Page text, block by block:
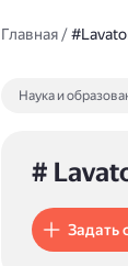
Главная/
Наука и
#
Задать